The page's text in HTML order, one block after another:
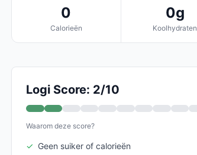
0
Calorieën
0g
Koolhydraten
Logi Score: 2/10
Waarom deze score?
✓ Geen suiker of calorieën